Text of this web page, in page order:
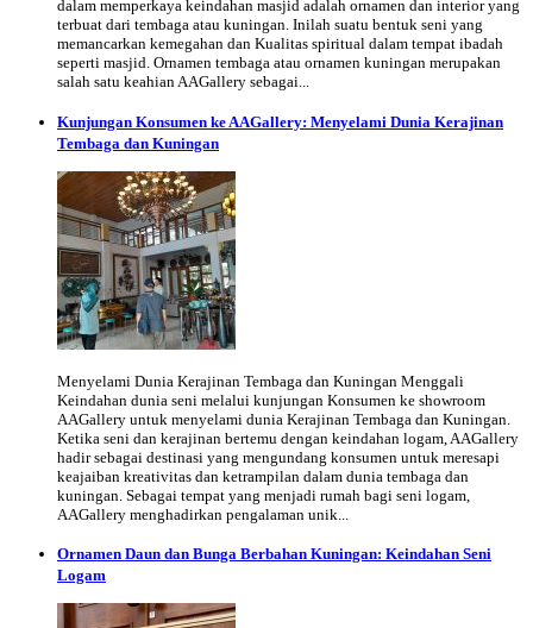
dalam memperkaya keindahan masjid adalah ornamen dan interior yang
terbuat dari tembaga atau kuningan. Inilah suatu bentuk seni yang
memancarkan kemegahan dan Kualitas spiritual dalam tempat ibadah
seperti masjid. Ornamen tembaga atau ornamen kuningan merupakan
salah satu keahian AAGallery sebagai...
Kunjungan Konsumen ke AAGallery: Menyelami Dunia Kerajinan
Tembaga dan Kuningan
Menyelami Dunia Kerajinan Tembaga dan Kuningan Menggali
Keindahan dunia seni melalui kunjungan Konsumen ke showroom
AAGallery untuk menyelami dunia Kerajinan Tembaga dan Kuningan.
Ketika seni dan kerajinan bertemu dengan keindahan logam, AAGallery
hadir sebagai destinasi yang mengundang konsumen untuk meresapi
keajaiban kreativitas dan ketrampilan dalam dunia tembaga dan
kuningan. Sebagai tempat yang menjadi rumah bagi seni logam,
AAGallery menghadirkan pengalaman unik...
Ornamen Daun dan Bunga Berbahan Kuningan: Keindahan Seni
Logam